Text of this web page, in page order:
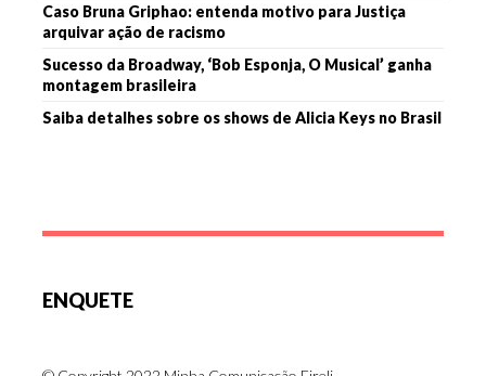
Caso Bruna Griphao: entenda motivo para Justiça
arquivar ação de racismo
Sucesso da Broadway, ‘Bob Esponja, O Musical’ ganha
montagem brasileira
Saiba detalhes sobre os shows de Alicia Keys no Brasil
ENQUETE